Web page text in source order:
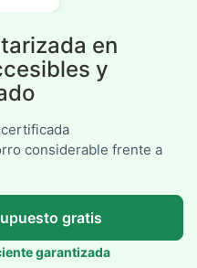
en
y
considerable frente a
gratis
garantizada